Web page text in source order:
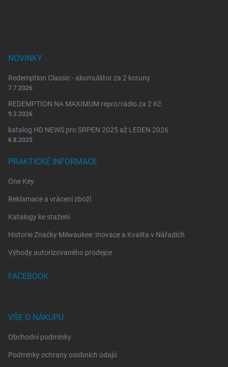
NOVINKY
Redemption Classic - akumulátor za 2 koruny
7.7.2026
REDEMPTION NA MAXIMUM repro/rádio za 2 Kč
9.3.2026
katalog HD NEWS pro SRPEN 2025 až LEDEN 2026
6.8.2025
PRAKTICKÉ INFORMACE
One Key
Reklamace a vrácení zboží
Katalogy ke stažení
Historie Značky Milwaukee: Inovace a Kvalita v Nářadích
Výhody autorizovaného prodejce
FACEBOOK
VŠE O NÁKUPU
Obchodní podmínky
Podmínky ochrany osobních údajů